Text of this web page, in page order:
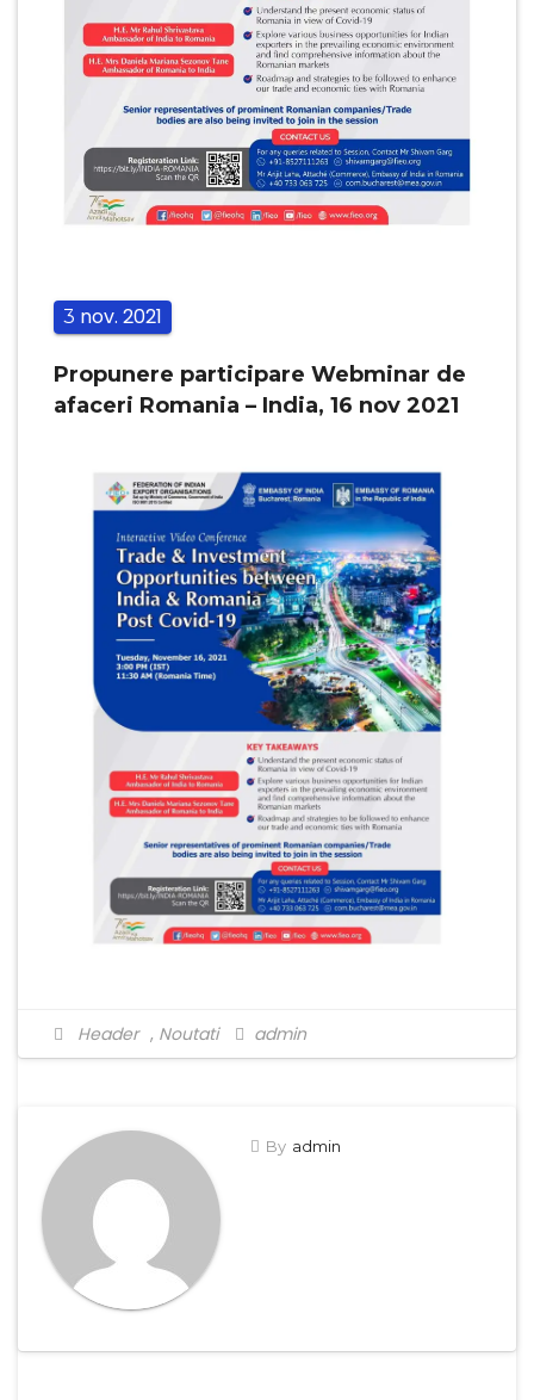
3 nov. 2021
Propunere participare Webminar de
afaceri Romania – India, 16 nov 2021
Header , Noutati admin
By admin